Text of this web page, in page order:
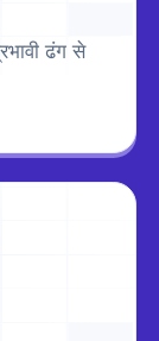
ढंग से